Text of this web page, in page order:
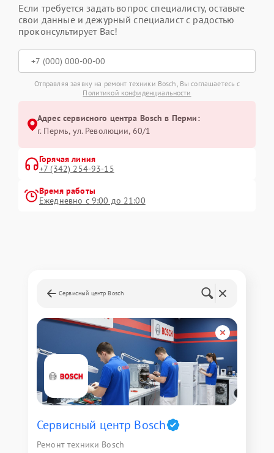
Если требуется задать вопрос специалисту, оставьте
свои данные и дежурный специалист с радостью
проконсультирует Вас!
Отправляя заявку на ремонт техники Bosch, Вы соглашаетесь с
Политикой конфиденциальности
Адрес сервисного центра Bosch в Перми:
г. Пермь, ул. ​Революции, 60/1
Горячая линия
+7 (342) 254-93-15
Время работы
Ежедневно с 9:00 до 21:00
Сервисный центр Bosch
Сервисный центр Bosch
Ремонт техники Bosch